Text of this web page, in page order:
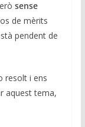
sense
de mèrits
pendent de
resolt i ens
aquest tema,